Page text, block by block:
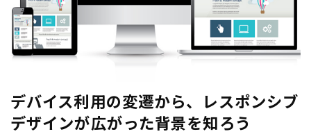
デバイス利用の変遷から、レスポンシブ
デザインが広がった背景を知ろう